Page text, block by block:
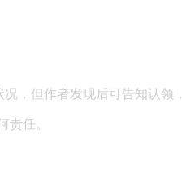
，但作者发现后可告知认领，
责任。